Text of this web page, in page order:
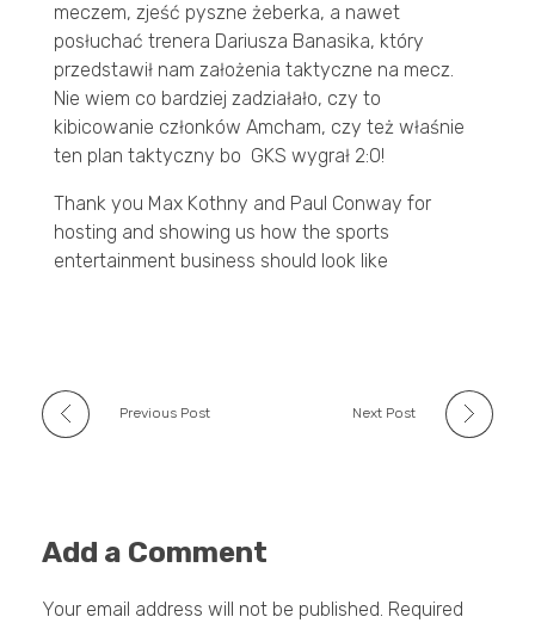
meczem, zjeść pyszne żeberka, a nawet
posłuchać trenera Dariusza Banasika, który
przedstawił nam założenia taktyczne na mecz.
Nie wiem co bardziej zadziałało, czy to
kibicowanie członków Amcham, czy też właśnie
ten plan taktyczny bo GKS wygrał 2:0!
Thank you Max Kothny and Paul Conway for
hosting and showing us how the sports
entertainment business should look like
Previous Post Next Post
Add a Comment
Your email address will not be published. Required